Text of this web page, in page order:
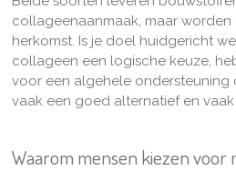
collageenaanmaak, maar
herkomst. Is je doel huidgericht
collageen een logische keuze,
voor een algehele ondersteuning
vaak een goed alternatief en
Waarom mensen kiezen voor